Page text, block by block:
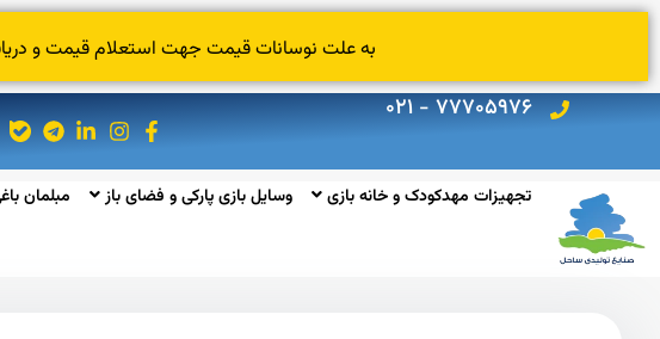
به علت نوسانات قیمت جهت استعلام قیمت و
۷۷۷۰۵۹۷۶ - ۰۲۱
تجهیزات مهدکودک و خانه بازی وسایل بازی پارکی و فضای باز مبلمان